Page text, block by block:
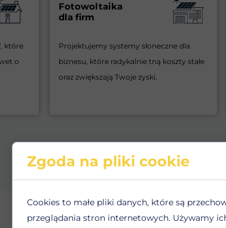
Fotowoltaika
dla firm
Projektujemy systemy słoneczne dla
biznesu, które radykalnie tną koszty stałe
oraz zwiększają Twoje zyski.
które
o
Fotowoltaika Łask -
Zgoda na pliki cookie
Cookies to małe pliki danych, które są
przeglądania stron internetowych. Używamy